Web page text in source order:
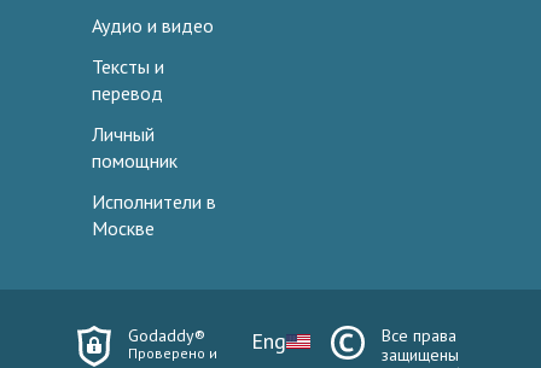
Аудио и видео
Тексты и
перевод
Личный
помощник
Исполнители в
Москве
Godaddy®
Проверено и
Eng
Все права
защищены